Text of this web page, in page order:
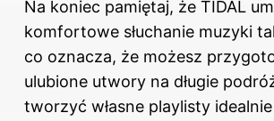
Na koniec pamiętaj, że TIDAL
komfortowe słuchanie muzyki
co oznacza, że możesz
ulubione utwory na długie
tworzyć własne playlisty